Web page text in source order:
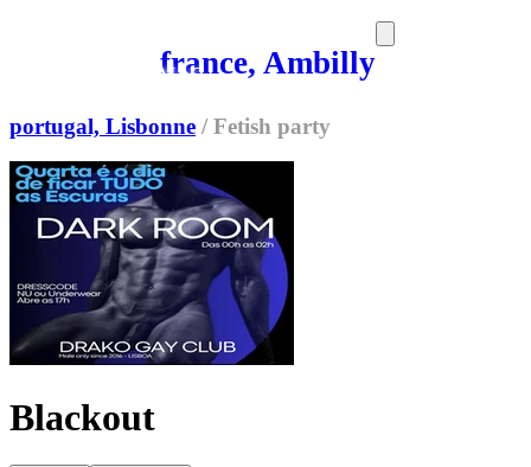
france, Ambilly
MAG
portugal, Lisbonne / Fetish party
Blackout